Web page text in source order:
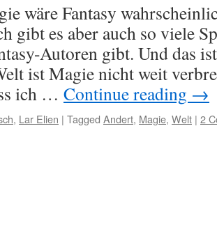
wäre Fantasy
gibt es aber auch so viele
Autoren gibt. Und das
ist Magie nicht weit
ich … Continue reading →
, Lar Elien | Tagged Andert, Magie, Welt | 2